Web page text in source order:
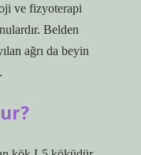
ve fizyoterapi
Belden
ağrı da beyin